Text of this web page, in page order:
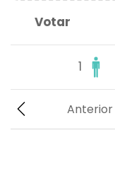
Votar
1
Anterior